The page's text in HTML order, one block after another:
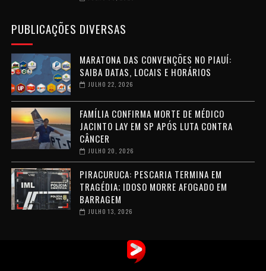
PUBLICAÇÕES DIVERSAS
MARATONA DAS CONVENÇÕES NO PIAUÍ:
SAIBA DATAS, LOCAIS E HORÁRIOS
JULHO 22, 2026
FAMÍLIA CONFIRMA MORTE DE MÉDICO
JACINTO LAY EM SP APÓS LUTA CONTRA
CÂNCER
JULHO 20, 2026
PIRACURUCA: PESCARIA TERMINA EM
TRAGÉDIA; IDOSO MORRE AFOGADO EM
BARRAGEM
JULHO 13, 2026